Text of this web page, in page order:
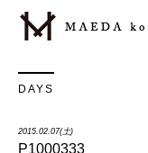
DAYS
2015.02.07(土)
P1000333